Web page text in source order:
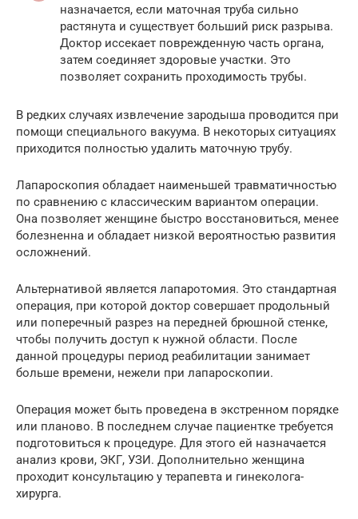
назначается, если маточная труба сильно
растянута и существует больший риск разрыва.
Доктор иссекает поврежденную часть органа,
затем соединяет здоровые участки. Это
позволяет сохранить проходимость трубы.
В редких случаях извлечение зародыша проводится при
помощи специального вакуума. В некоторых ситуациях
приходится полностью удалить маточную трубу.
Лапароскопия обладает наименьшей травматичностью
по сравнению с классическим вариантом операции.
Она позволяет женщине быстро восстановиться, менее
болезненна и обладает низкой вероятностью развития
осложнений.
Альтернативой является лапаротомия. Это стандартная
операция, при которой доктор совершает продольный
или поперечный разрез на передней брюшной стенке,
чтобы получить доступ к нужной области. После
данной процедуры период реабилитации занимает
больше времени, нежели при лапароскопии.
Операция может быть проведена в экстренном порядке
или планово. В последнем случае пациентке требуется
подготовиться к процедуре. Для этого ей назначается
анализ крови, ЭКГ, УЗИ. Дополнительно женщина
проходит консультацию у терапевта и гинеколога-
хирурга.